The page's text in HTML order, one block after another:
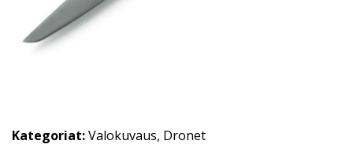
Kategoriat:Valokuvaus, Dronet